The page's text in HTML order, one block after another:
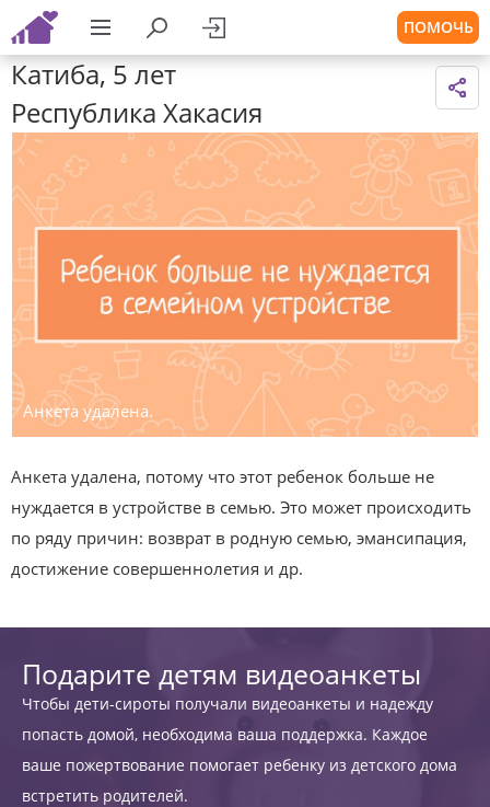
ПОМОЧЬ
Катиба, 5 лет
Республика Хакасия
Анкета удалена.
Анкета удалена, потому что этот ребенок больше не
нуждается в устройстве в семью. Это может происходить
по ряду причин: возврат в родную семью, эмансипация,
достижение совершеннолетия и др.
Подарите детям видеоанкеты
Чтобы дети-сироты получали видеоанкеты и надежду
попасть домой, необходима ваша поддержка. Каждое
ваше пожертвование помогает ребенку из детского дома
встретить родителей.